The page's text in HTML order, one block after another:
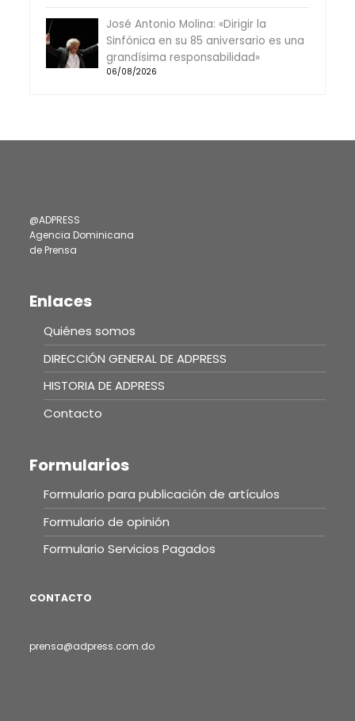
José Antonio Molina: «Dirigir la
Sinfónica en su 85 aniversario es una
grandísima responsabilidad»
06/08/2026
@ADPRESS
Agencia Dominicana
de Prensa
Enlaces
Quiénes somos
DIRECCIÓN GENERAL DE ADPRESS
HISTORIA DE ADPRESS
Contacto
Formularios
Formulario para publicación de artículos
Formulario de opinión
Formulario Servicios Pagados
CONTACTO
prensa@adpress.com.do